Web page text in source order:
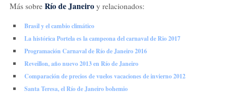
Más sobre Río de Janeiroy relacionados:
Brasil y el cambio climático
La histórica Portela es la campeona del carnaval de Rio 2017
Programación Carnaval de Río de Janeiro 2016
Reveillon, año nuevo 2013 en Río de Janeiro
Comparación de precios de vuelos vacaciones de invierno 2012
Santa Teresa, el Río de Janeiro bohemio